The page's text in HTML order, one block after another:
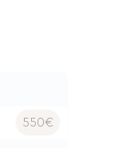
550€